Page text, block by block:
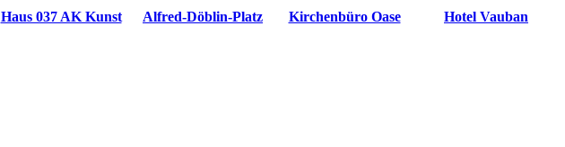
Haus 037 AK Kunst Alfred-Döblin-Platz Kirchenbüro Oase Hotel Vauban